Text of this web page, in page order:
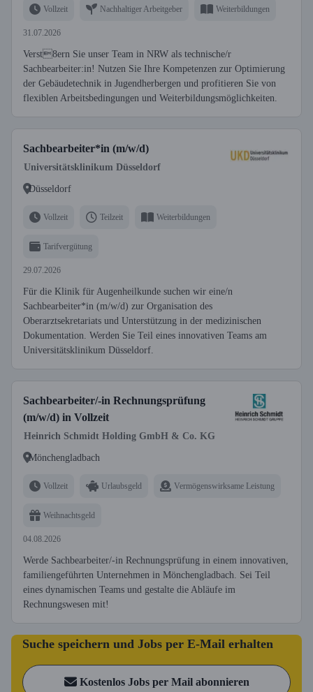
Vollzeit Nachhaltiger Arbeitgeber Weiterbildungen
31.07.2026
Verst8ern Sie unser Team in NRW als technische/r
Sachbearbeiter:in! Nutzen Sie Ihre Kompetenzen zur Optimierung
der Gebäudetechnik in Jugendherbergen und profitieren Sie von
flexiblen Arbeitsbedingungen und Weiterbildungsmöglichkeiten.
Sachbearbeiter*in (m/w/d)
Universitätsklinikum Düsseldorf
Düsseldorf
Vollzeit Teilzeit Weiterbildungen
Tarifvergütung
29.07.2026
Für die Klinik für Augenheilkunde suchen wir eine/n
Sachbearbeiter*in (m/w/d) zur Organisation des
Oberarztsekretariats und Unterstützung in der medizinischen
Dokumentation. Werden Sie Teil eines innovativen Teams am
Universitätsklinikum Düsseldorf.
Sachbearbeiter/-in Rechnungsprüfung
(m/w/d) in Vollzeit
Heinrich Schmidt Holding GmbH & Co. KG
Mönchengladbach
Vollzeit Urlaubsgeld Vermögenswirksame Leistung
Weihnachtsgeld
04.08.2026
Werde Sachbearbeiter/-in Rechnungsprüfung in einem innovativen,
familiengeführten Unternehmen in Mönchengladbach. Sei Teil
eines dynamischen Teams und gestalte die Abläufe im
Rechnungswesen mit!
Suche speichern und Jobs per E-Mail erhalten
Kostenlos Jobs per Mail abonnieren